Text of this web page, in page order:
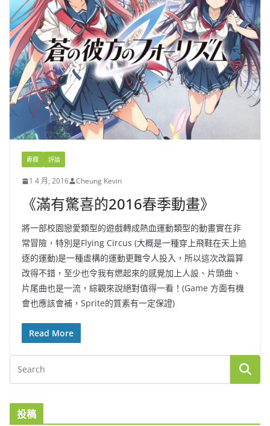
專欄 評論
1 4 月, 2016 Cheung Kevin
《滿有驚喜的2016春季動畫》
將一部校園戀愛類型的遊戲轉成熱血運動類型的動畫實在非
常冒險，特別是Flying Circus (大概是一種穿上飛鞋在天上追
逐的運動)是一種虛構的運動更難令人投入，所以這次改篇算
改得不錯，至少也令我有燃起來的感覺加上人設、片頭曲、
片尾曲也是一流，綜觀來說絕對值得一看！(Game 方面有機
會也應該會補，Sprite的質素有一定保證)
Read More
投稿